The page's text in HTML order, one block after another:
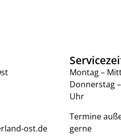
ost.de
Montag –
Donnerstag
Uhr
Termine
gerne